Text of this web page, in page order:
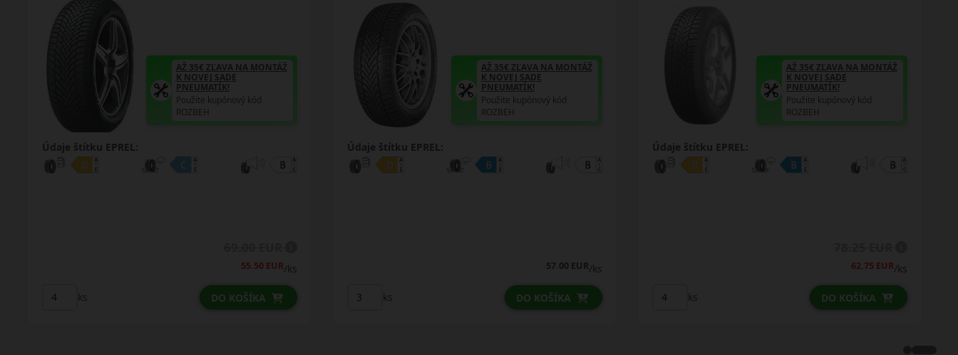
PNEUMATÍK!
Použite kupónový kód
ROZBEH
Údaje štítku EPREL:
47.75 EUR
DO KOŠÍKA
AŽ 35€ ZĽAVA NA MONTÁŽ
K NOVEJ SADE
PNEUMATÍK!
Použite kupónový kód
ROZBEH
Údaje štítku EPREL:
53.25 EUR
DO KOŠÍKA
AŽ 35€ ZĽAVA NA MONTÁŽ
K NOVEJ SADE
PNEUMATÍK!
Použite kupónový kód
ROZBEH
Údaje štítku EPREL:
55.50 EUR
DO KOŠÍKA